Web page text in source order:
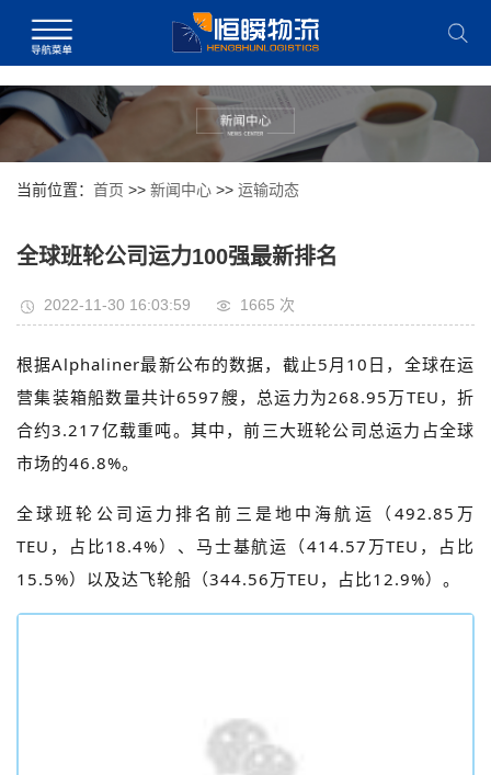
当前位置： 首页 >> 新闻中心 >> 运输动态
全球班轮公司运力100强最新排名
2022-11-30 16:03:59 1665 次
根据Alphaliner最新公布的数据，截止5月10日，全球在运
营集装箱船数量共计6597艘，总运力为268.95万TEU，折
合约3.217亿载重吨。其中，前三大班轮公司总运力占全球
市场的46.8%。
全球班轮公司运力排名前三是地中海航运（492.85万
TEU，占比18.4%）、马士基航运（414.57万TEU，占比
15.5%）以及达飞轮船（344.56万TEU，占比12.9%）。